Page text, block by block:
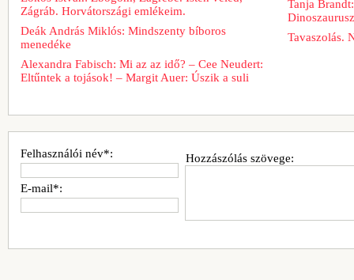
Zágráb. Horvátországi emlékeim.
Deák András Miklós: Mindszenty bíboros
menedéke
Alexandra Fabisch: Mi az az idő? – Cee Neudert:
Eltűntek a tojások! – Margit Auer: Úszik a suli
Tanja
Tavaszolás.
Hozzászólás szövege:
Felhasználói név*:
E-mail*: